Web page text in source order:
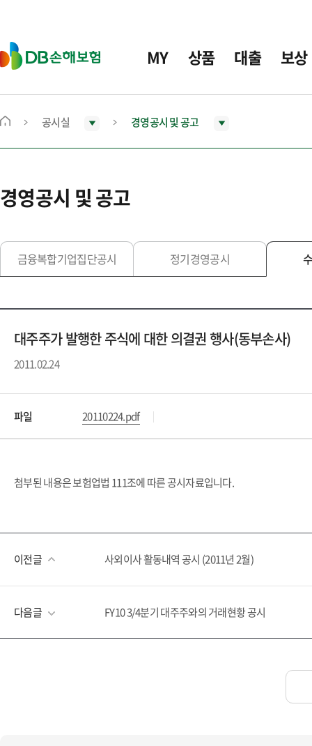
D
B
보
MY 상품 대출 보상
메
으
로
동
공시실 경영공시 및 공고
경영공시 및 공고
금융복합기업집단공시 정기경영공시
대주주가 발행한 주식에 대한 의결권 행사(동부손사)
2011.02.24
파일 20110224.pdf
첨부된 내용은 보험업법 111조에 따른 공시자료입니다.
이전글 사외이사 활동내역 공시 (2011년 2월)
다음글 FY10 3/4분기 대주주와의 거래현황 공시